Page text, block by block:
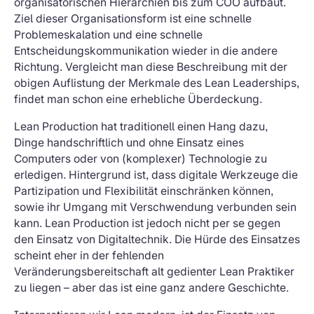
Ziel dieser Organisationsform ist eine schnelle
Problemeskalation und eine schnelle
Entscheidungskommunikation wieder in die andere
Richtung. Vergleicht man diese Beschreibung mit der
obigen Auflistung der Merkmale des Lean Leaderships,
findet man schon eine erhebliche Überdeckung.
Lean Production hat traditionell einen Hang dazu,
Dinge handschriftlich und ohne Einsatz eines
Computers oder von (komplexer) Technologie zu
erledigen. Hintergrund ist, dass digitale Werkzeuge die
Partizipation und Flexibilität einschränken können,
sowie ihr Umgang mit Verschwendung verbunden sein
kann. Lean Production ist jedoch nicht per se gegen
den Einsatz von Digitaltechnik. Die Hürde des Einsatzes
scheint eher in der fehlenden
Veränderungsbereitschaft alt gedienter Lean Praktiker
zu liegen – aber das ist eine ganz andere Geschichte.